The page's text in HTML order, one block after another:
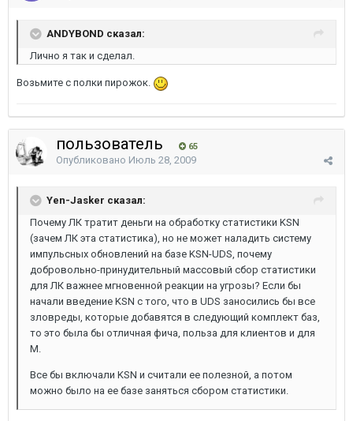
ANDYBOND сказал:
Лично я так и сделал.
Возьмите с полки пирожок.
пользователь 65
Опубликовано Июль 28, 2009
Yen-Jasker сказал:
Почему ЛК тратит деньги на обработку статистики KSN
(зачем ЛК эта статистика), но не может наладить систему
импульсных обновлений на базе KSN-UDS, почему
добровольно-принудительный массовый сбор статистики
для ЛК важнее мгновенной реакции на угрозы? Если бы
начали введение KSN с того, что в UDS заносились бы все
зловреды, которые добавятся в следующий комплект баз,
то это была бы отличная фича, польза для клиентов и для
М.
Все бы включали KSN и считали ее полезной, а потом
можно было на ее базе заняться сбором статистики.